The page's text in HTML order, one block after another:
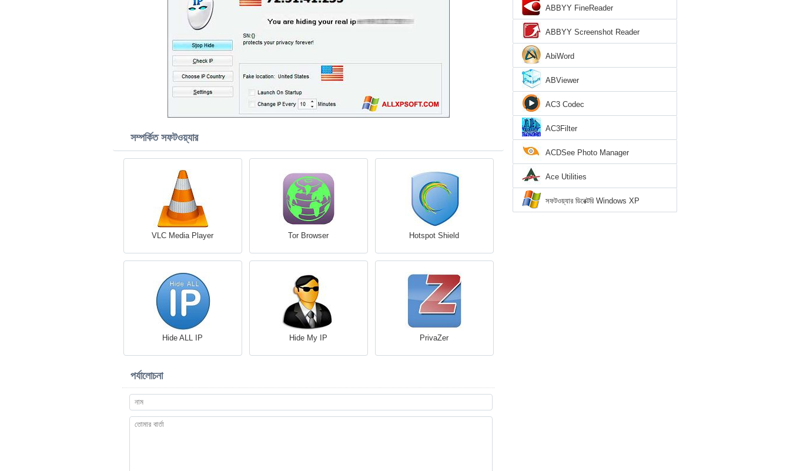
সম্পর্কিত সফটওয়্যার
VLC Media Player Tor Browser Hotspot Shield
Hide ALL IP Hide My IP PrivaZer
পর্যালোচনা
ABBYY FineReader
ABBYY Screenshot Reader
AbiWord
ABViewer
AC3 Codec
AC3Filter
ACDSee Photo Manager
Ace Utilities
সফটওয়্যার ডিরেক্টরি Windows XP